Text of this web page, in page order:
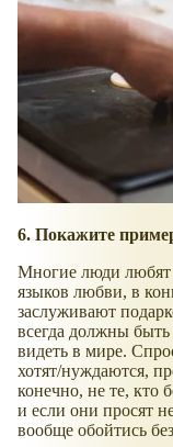
6. Покажите
Многие люди любят
языков любви, в
заслуживают
всегда должны быть
видеть в мире.
хотят/нуждаются,
конечно, не те, кто
и если они просят
вообще обойтись